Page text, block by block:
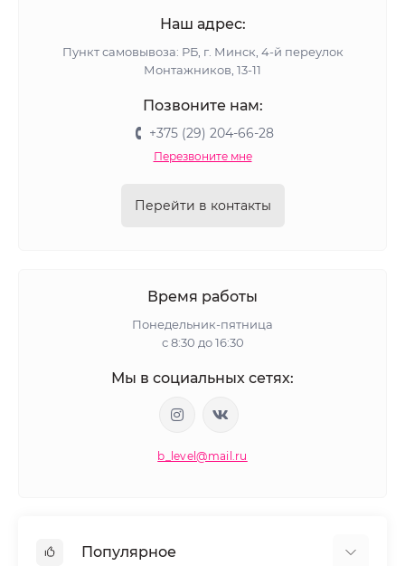
Наш адрес:
Пункт самовывоза: РБ, г. Минск, 4-й переулок
Монтажников, 13-11
Позвоните нам:
+375 (29) 204-66-28
Перезвоните мне
Перейти в контакты
Время работы
Понедельник-пятница
с 8:30 до 16:30
Мы в социальных сетях:
b_level@mail.ru
Популярное